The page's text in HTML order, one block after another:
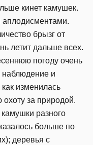
кинет камушек.
брызг от
летит дальше всех.
погоду очень
наблюдение и
изменилась
за природой.
разного
больше по
деревья с